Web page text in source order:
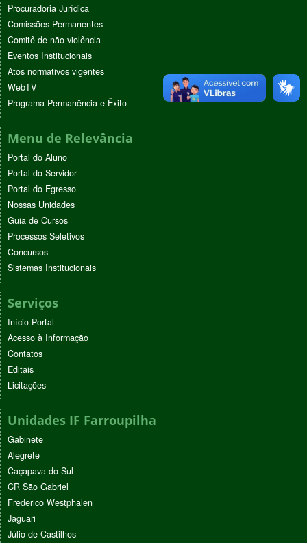
Procuradoria Jurídica
Comissões Permanentes
Comitê de não violência
Eventos Institucionais
Atos normativos vigentes
WebTV
Programa Permanência e Êxito
Menu de Relevância
Portal do Aluno
Portal do Servidor
Portal do Egresso
Nossas Unidades
Guia de Cursos
Processos Seletivos
Concursos
Sistemas Institucionais
Serviços
Início Portal
Acesso à Informação
Contatos
Editais
Licitações
Unidades IF Farroupilha
Gabinete
Alegrete
Caçapava do Sul
CR São Gabriel
Frederico Westphalen
Jaguari
Júlio de Castilhos